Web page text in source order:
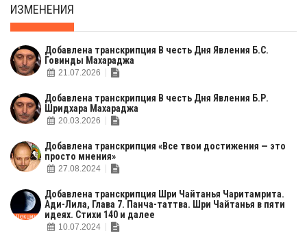
ИЗМЕНЕНИЯ
Добавлена транскрипция В честь Дня Явления Б.С.
Говинды Махараджа
21.07.2026
Добавлена транскрипция В честь Дня Явления Б.Р.
Шридхара Махараджа
20.03.2026
Добавлена транскрипция «Все твои достижения — это
просто мнения»
27.08.2024
Добавлена транскрипция Шри Чайтанья Чаритамрита.
Ади-Лила, Глава 7. Панча-таттва. Шри Чайтанья в пяти
идеях. Стихи 140 и далее
10.07.2024